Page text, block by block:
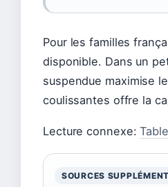
Pour les familles
disponible. Dans un
suspendue maximise
coulissantes offre la
Lecture connexe:
SOURCES